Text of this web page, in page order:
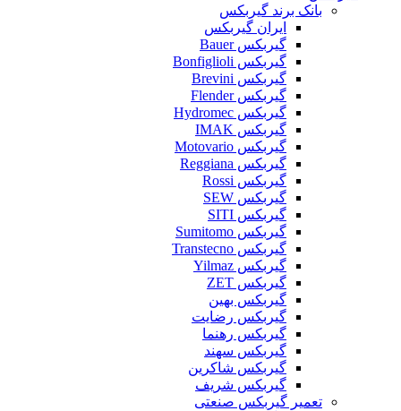
بانک برند گیربکس
ایران گیربکس
گیربکس Bauer
گیربکس Bonfiglioli
گیربکس Brevini
گیربکس Flender
گیربکس Hydromec
گیربکس IMAK
گیربکس Motovario
گیربکس Reggiana
گیربکس Rossi
گیربکس SEW
گیربکس SITI
گیربکس Sumitomo
گیربکس Transtecno
گیربکس Yilmaz
گیربکس ZET
گیربکس بهین
گیربکس رضایت
گیربکس رهنما
گیربکس سهند
گیربکس شاکرین
گیربکس شریف
تعمیر گیربکس صنعتی